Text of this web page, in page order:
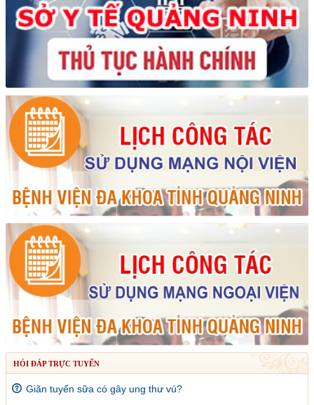
HỎI ĐÁP TRỰC TUYẾN
Giãn tuyến sữa có gây ung thư vú?